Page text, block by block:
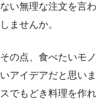
ない無理な注文を言
しませんか。
その点、食べたいモ
いアイデアだと思い
スでもどき料理を作